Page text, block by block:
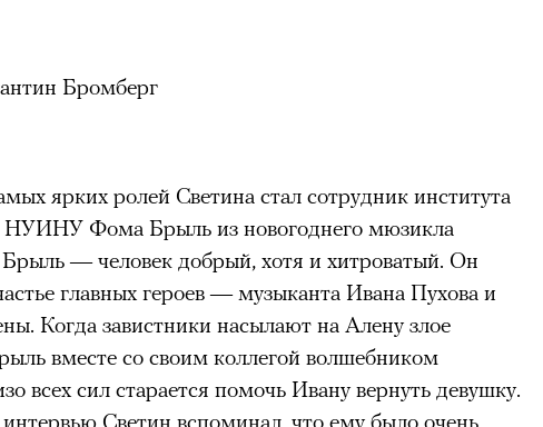
Бромберг
ярких ролей Светина стал сотрудник института
НУИНУ Фома Брыль из новогоднего мюзикла
— человек добрый, хотя и хитроватый. Он
главных героев — музыканта Ивана Пухова и
Когда завистники насылают на Алену злое
вместе со своим коллегой волшебником
всех сил старается помочь Ивану вернуть девушку.
Светин вспоминал, что ему было очень